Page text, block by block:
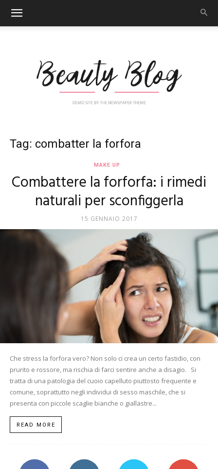
Nail
Art
Mania
Tag: combatter la forfora
MAKE UP
Combattere la forforfa: i rimedi
naturali per sconfiggerla
15 GENNAIO 2017
Che stress la forfora vero? Non solo ci crea un certo fastidio, con
prurito e rossore, ma rischia di farci sentire anche a disagio. Si
tratta di una patologia del cuoio capelluto piuttosto frequente e
comune, soprattutto negli individui di sesso maschile, che si
presenta con piccole scaglie bianche o giallastre...
READ MORE